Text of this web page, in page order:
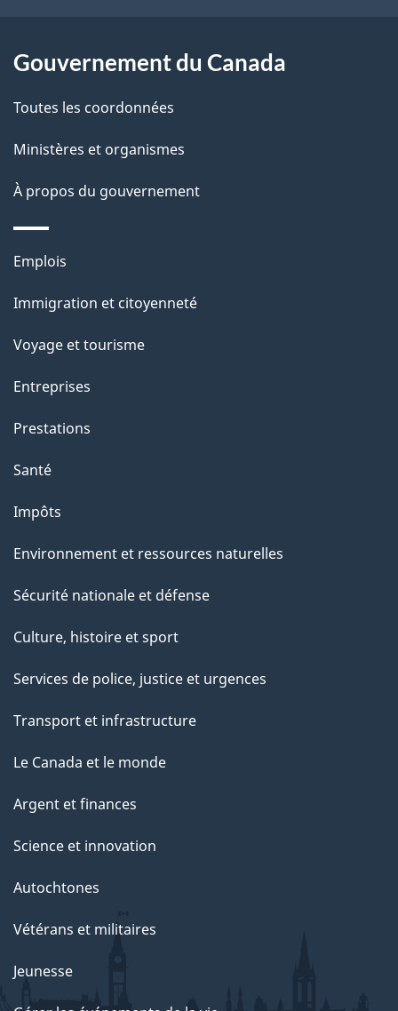
d
e
p
a
site
Gouvernement du Canada
Toutes les coordonnées
Ministères et organismes
À propos du gouvernement
Thèmes
sujets
Emplois
Immigration et citoyenneté
Voyage et tourisme
Entreprises
Prestations
Santé
Impôts
Environnement et ressources naturelles
Sécurité nationale et défense
Culture, histoire et sport
Services de police, justice et urgences
Transport et infrastructure
Le Canada et le monde
Argent et finances
Science et innovation
Autochtones
Vétérans et militaires
Jeunesse